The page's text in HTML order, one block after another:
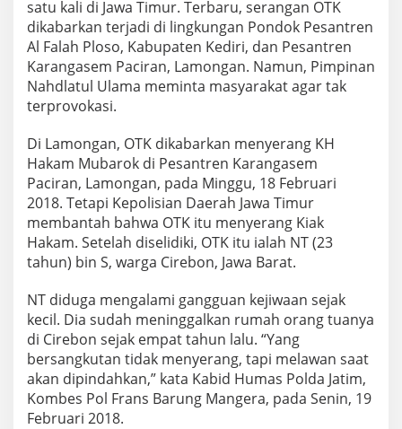
satu kali di Jawa Timur. Terbaru, serangan OTK
dikabarkan terjadi di lingkungan Pondok Pesantren
Al Falah Ploso, Kabupaten Kediri, dan Pesantren
Karangasem Paciran, Lamongan. Namun, Pimpinan
Nahdlatul Ulama meminta masyarakat agar tak
terprovokasi.
Di Lamongan, OTK dikabarkan menyerang KH
Hakam Mubarok di Pesantren Karangasem
Paciran, Lamongan, pada Minggu, 18 Februari
2018. Tetapi Kepolisian Daerah Jawa Timur
membantah bahwa OTK itu menyerang Kiak
Hakam. Setelah diselidiki, OTK itu ialah NT (23
tahun) bin S, warga Cirebon, Jawa Barat.
NT diduga mengalami gangguan kejiwaan sejak
kecil. Dia sudah meninggalkan rumah orang tuanya
di Cirebon sejak empat tahun lalu. “Yang
bersangkutan tidak menyerang, tapi melawan saat
akan dipindahkan,” kata Kabid Humas Polda Jatim,
Kombes Pol Frans Barung Mangera, pada Senin, 19
Februari 2018.